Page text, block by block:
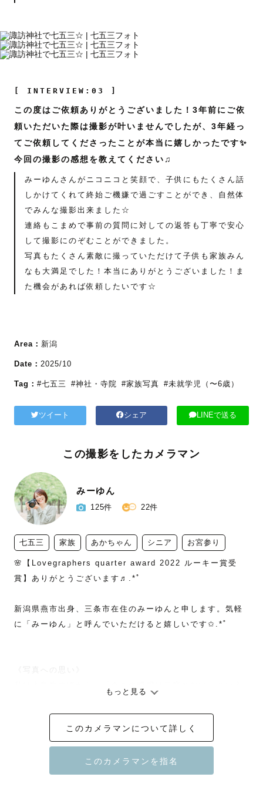
[ INTERVIEW:03 ]
この度はご依頼ありがとうございました！3年前にご依
頼いただいた際は撮影が叶いませんでしたが、3年経っ
てご依頼してくださったことが本当に嬉しかったです✨
今回の撮影の感想を教えてください♫
みーゆんさんがニコニコと笑顔で、子供にもたくさん話
しかけてくれて終始ご機嫌で過ごすことができ、自然体
でみんな撮影出来ました☆
連絡もこまめで事前の質問に対しての返答も丁寧で安心
して撮影にのぞむことができました。
写真もたくさん素敵に撮っていただけて子供も家族みん
なも大満足でした！本当にありがとうございました！ま
た機会があれば依頼したいです☆
Area： 新潟
Date： 2025/10
Tag： #七五三 #神社・寺院 #家族写真 #未就学児（〜6歳）
ツイート シェア LINEで送る
この撮影をしたカメラマン
みーゆん
125件 22件
七五三 家族 あかちゃん シニア お宮参り
🌸【Lovegraphers quarter award 2022 ルーキー賞受
賞】ありがとうございます♬.*ﾟ
新潟県燕市出身、三条市在住のみーゆんと申します。気軽
に「みーゆん」と呼んでいただけると嬉しいです✩.*˚
《写真への思い》
その思いは今も変わっていません。
今ある幸せ、今この瞬間を残しておける方法が、写真だと
思っています。
もっと見る
このカメラマンについて詳しく